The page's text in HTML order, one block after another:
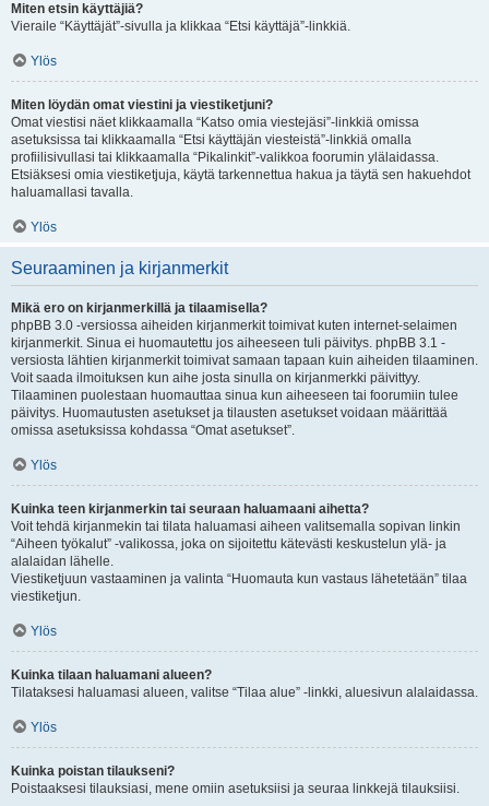
Miten etsin käyttäjiä?
Vieraile “Käyttäjät”-sivulla ja klikkaa “Etsi käyttäjä”-linkkiä.
Ylös
Miten löydän omat viestini ja viestiketjuni?
Omat viestisi näet klikkaamalla “Katso omia viestejäsi”-linkkiä omissa
asetuksissa tai klikkaamalla “Etsi käyttäjän viesteistä”-linkkiä omalla
profiilisivullasi tai klikkaamalla “Pikalinkit”-valikkoa foorumin ylälaidassa.
Etsiäksesi omia viestiketjuja, käytä tarkennettua hakua ja täytä sen hakuehdot
haluamallasi tavalla.
Ylös
Seuraaminen ja kirjanmerkit
Mikä ero on kirjanmerkillä ja tilaamisella?
phpBB 3.0 -versiossa aiheiden kirjanmerkit toimivat kuten internet-selaimen
kirjanmerkit. Sinua ei huomautettu jos aiheeseen tuli päivitys. phpBB 3.1 -
versiosta lähtien kirjanmerkit toimivat samaan tapaan kuin aiheiden tilaaminen.
Voit saada ilmoituksen kun aihe josta sinulla on kirjanmerkki päivittyy.
Tilaaminen puolestaan huomauttaa sinua kun aiheeseen tai foorumiin tulee
päivitys. Huomautusten asetukset ja tilausten asetukset voidaan määrittää
omissa asetuksissa kohdassa “Omat asetukset”.
Ylös
Kuinka teen kirjanmerkin tai seuraan haluamaani aihetta?
Voit tehdä kirjanmekin tai tilata haluamasi aiheen valitsemalla sopivan linkin
“Aiheen työkalut” -valikossa, joka on sijoitettu kätevästi keskustelun ylä- ja
alalaidan lähelle.
Viestiketjuun vastaaminen ja valinta “Huomauta kun vastaus lähetetään” tilaa
viestiketjun.
Ylös
Kuinka tilaan haluamani alueen?
Tilataksesi haluamasi alueen, valitse “Tilaa alue” -linkki, aluesivun alalaidassa.
Ylös
Kuinka poistan tilaukseni?
Poistaaksesi tilauksiasi, mene omiin asetuksiisi ja seuraa linkkejä tilauksiisi.